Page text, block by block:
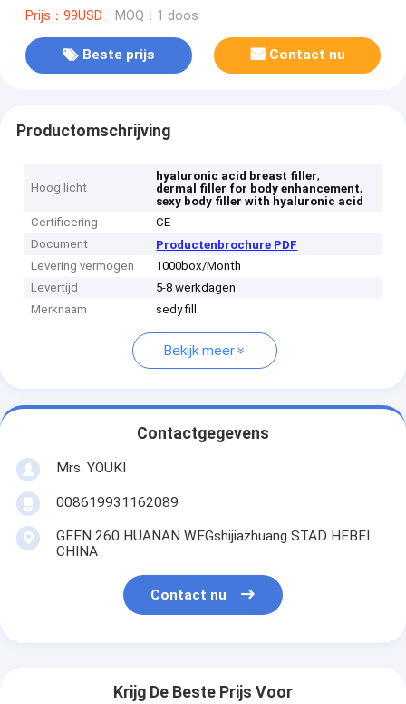
Prijs：99USD MOQ：1 doos
Beste prijs Contact nu
Productomschrijving
Hoog licht
hyaluronic acid breast filler,
dermal filler for body enhancement,
sexy body filler with hyaluronic acid
Certificering
CE
Document
Productenbrochure PDF
Levering vermogen
1000box/Month
Levertijd
5-8 werkdagen
Merknaam
sedy fill
Bekijk meer
Contactgegevens
Mrs. YOUKI
008619931162089
GEEN 260 HUANAN WEGshijiazhuang STAD HEBEI
CHINA
Contact nu
Krijg De Beste Prijs Voor